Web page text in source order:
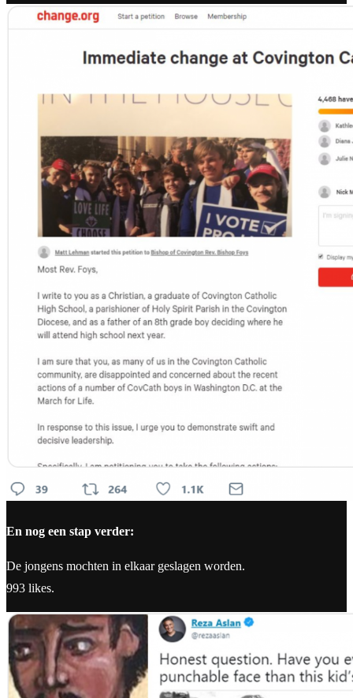
En nog een stap verder:
De jongens mochten in elkaar geslagen worden.
993 likes.